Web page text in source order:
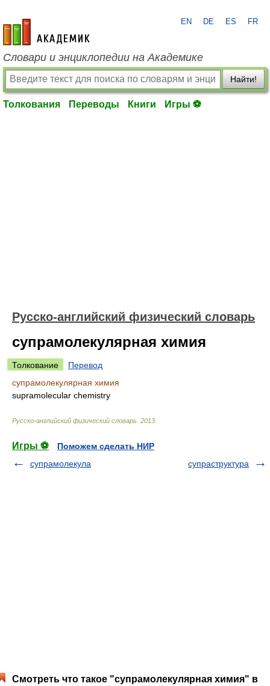
academic.ru
EN DE ES FR
Словари и энциклопедии на Академике
Найти!
Толкования Переводы Книги Игры ⚽
Русско-английский физический словарь
супрамолекулярная химия
Толкование
Перевод
супрамолекулярная химия
supramolecular chemistry
Русско-английский физический словарь 2013
Игры ⚽
Поможем сделать НИР
супрамолекула
супраструктура
Смотреть что такое "супрамолекулярная химия" в